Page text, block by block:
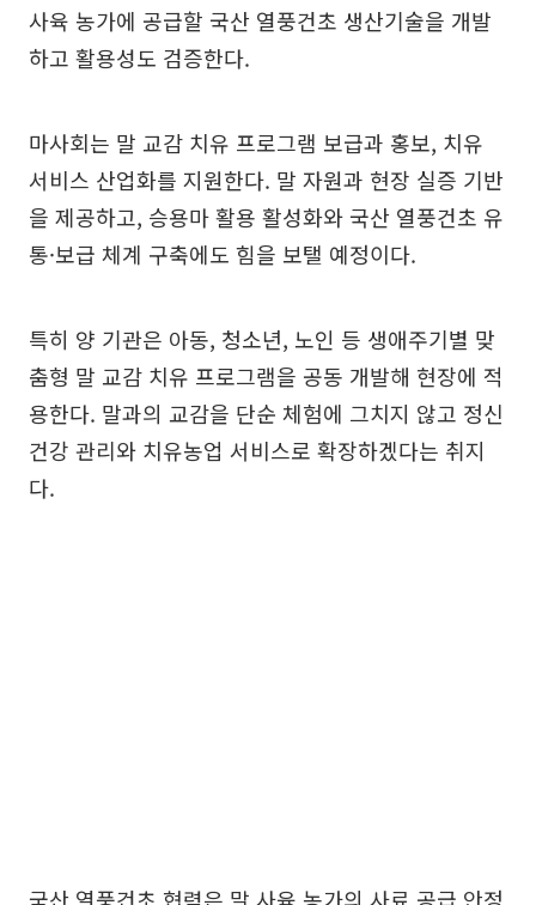
사육 농가에 공급할 국산 열풍건초 생산기술을 개발
하고 활용성도 검증한다.
마사회는 말 교감 치유 프로그램 보급과 홍보, 치유
서비스 산업화를 지원한다. 말 자원과 현장 실증 기반
을 제공하고, 승용마 활용 활성화와 국산 열풍건초 유
통·보급 체계 구축에도 힘을 보탤 예정이다.
특히 양 기관은 아동, 청소년, 노인 등 생애주기별 맞
춤형 말 교감 치유 프로그램을 공동 개발해 현장에 적
용한다. 말과의 교감을 단순 체험에 그치지 않고 정신
건강 관리와 치유농업 서비스로 확장하겠다는 취지
다.